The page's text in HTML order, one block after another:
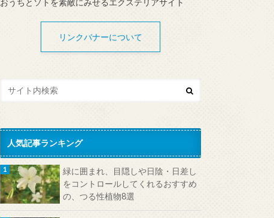
おうちとソトを素敵にみせるエクステリアサイト
リンクバナーについて
人気記事ランキング
緑に囲まれ、目隠しや日陰・日差し
をコントロールしてくれるおすすめ
の、つる性植物8選